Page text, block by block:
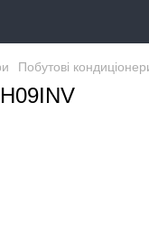
Побутові